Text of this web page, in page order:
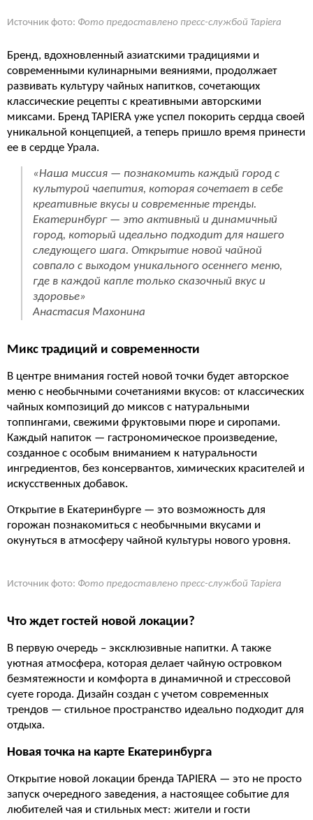
Источник фото: Фото предоставлено пресс-службой Tapiera
Бренд, вдохновленный азиатскими традициями и
современными кулинарными веяниями, продолжает
развивать культуру чайных напитков, сочетающих
классические рецепты с креативными авторскими
миксами. Бренд TAPIERA уже успел покорить сердца своей
уникальной концепцией, а теперь пришло время принести
ее в сердце Урала.
«Наша миссия — познакомить каждый город с
культурой чаепития, которая сочетает в себе
креативные вкусы и современные тренды.
Екатеринбург — это активный и динамичный
город, который идеально подходит для нашего
следующего шага. Открытие новой чайной
совпало с выходом уникального осеннего меню,
где в каждой капле только сказочный вкус и
здоровье»
Анастасия Махонина
Микс традиций и современности
В центре внимания гостей новой точки будет авторское
меню с необычными сочетаниями вкусов: от классических
чайных композиций до миксов с натуральными
топпингами, свежими фруктовыми пюре и сиропами.
Каждый напиток — гастрономическое произведение,
созданное с особым вниманием к натуральности
ингредиентов, без консервантов, химических красителей и
искусственных добавок.
Открытие в Екатеринбурге — это возможность для
горожан познакомиться с необычными вкусами и
окунуться в атмосферу чайной культуры нового уровня.
Источник фото: Фото предоставлено пресс-службой Tapiera
Что ждет гостей новой локации?
В первую очередь – эксклюзивные напитки. А также
уютная атмосфера, которая делает чайную островком
безмятежности и комфорта в динамичной и стрессовой
суете города. Дизайн создан с учетом современных
трендов — стильное пространство идеально подходит для
отдыха.
Новая точка на карте Екатеринбурга
Открытие новой локации бренда TAPIERA — это не просто
запуск очередного заведения, а настоящее событие для
любителей чая и стильных мест: жители и гости